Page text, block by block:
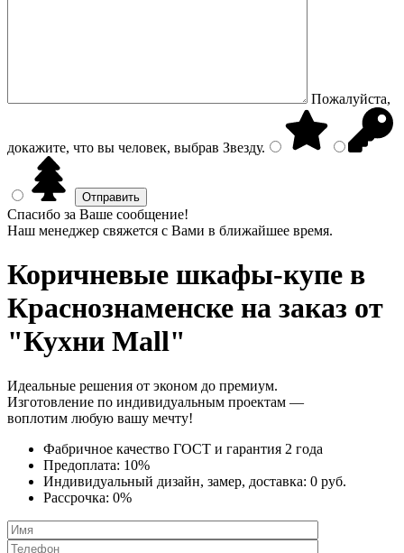
Пожалуйста,
докажите, что вы человек, выбрав Звезду.
Спасибо за Ваше сообщение!
Наш менеджер свяжется с Вами в ближайшее время.
Коричневые шкафы-купе в
Краснознаменске на заказ от
"Кухни Mall"
Идеальные решения от эконом до премиум.
Изготовление по индивидуальным проектам —
воплотим любую вашу мечту!
Фабричное качество ГОСТ и гарантия 2 года
Предоплата: 10%
Индивидуальный дизайн, замер, доставка: 0 руб.
Рассрочка: 0%